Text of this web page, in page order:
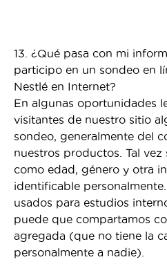
13. ¿Qué pasa con mi
participo en un sondeo en
Nestlé en Internet?
En algunas oportunidades
visitantes de nuestro sitio
sondeo, generalmente del
nuestros productos. Tal
como edad, género y otra
identificable
usados para estudios
puede que compartamos
agregada (que no tiene la
personalmente a nadie).